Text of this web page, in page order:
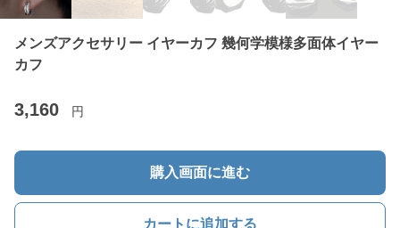
メンズアクセサリー イヤーカフ 幾何学模様多面体イヤー
カフ
3,160 円
購入画面に進む
カートに追加する